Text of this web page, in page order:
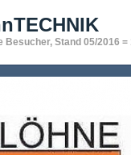
Stand 05/2016 =